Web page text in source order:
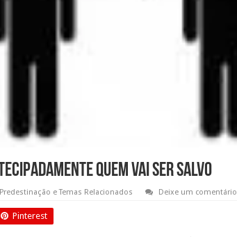
quem vai ser salvo
Predestinação e Temas Relacionados Deixe um comentário
Pinterest